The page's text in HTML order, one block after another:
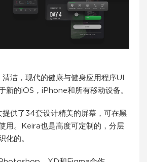
洁，现代的健康与健身应用程序UI
新的iOS，iPhone和所有移动设备。
供了34套设计精美的屏幕，可在黑
用。Keira也是高度可定制的，分层
化的。